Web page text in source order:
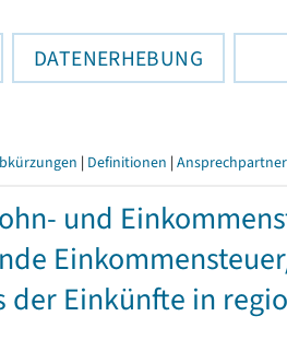
DATENERHEBUNG
| Definitionen | Ansprechpartner
und
der Einkünfte in